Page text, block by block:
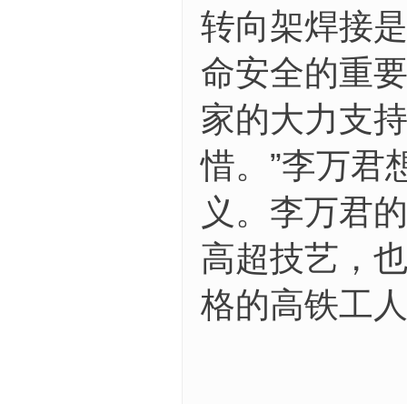
转向架焊接
命安全的重
家的大力支
惜。”李万君
义。李万君
高超技艺，
格的高铁工